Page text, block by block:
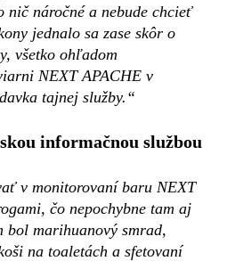
nič náročné a nebude chcieť
jednalo sa zase skôr o
všetko ohľadom
NEXT APACHE v
tajnej služby.“
informačnou službou
v monitorovaní baru NEXT
čo nepochybne tam aj
bol marihuanový smrad,
na toaletách a sfetovaní